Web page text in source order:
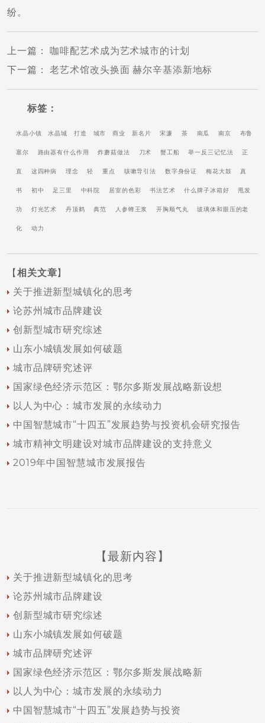
纷。
上一篇 ：咖啡配艺术成为艺术城市的计划
下一篇 ：老艺术馆改头换面 赫尔辛基添新地标
标签：
水晶小镇 水晶城 打造 城市 商业 新名片 宋濂 茶 南瓜 南京 布鲁
塞尔 路由器有什么作用 炸蘑菇做法 刀术 蟹工船 举一反三记忆法 正
直 这四种病 理念 轻 重点 咳嗽导引法 数字身份证 梅花大鼓 真
书 初中 足三里 中科院 居室的色彩 书法艺术 什么牌子冰箱好 甩发
功 灯光艺术 丹顶鹤 典范 人参蜂王浆 开胸顺气丸 玻璃体和眼压的老
化 动力
【相关文章】
关于推进新型城镇化的思考
论苏州城市品牌建设
创新型城市研究综述
山东小城镇发展如何破题
城市品牌研究述评
国家绿色经济示范区：鄂尔多斯发展战略新设想
以人为中心：城市发展的永续动力
中国智慧城市“十四五”发展趋势与投资机会研究报告
城市精神文明建设对城市品牌建设的支持意义
2019年中国智慧城市发展报告
【最新内容】
关于推进新型城镇化的思考
论苏州城市品牌建设
创新型城市研究综述
山东小城镇发展如何破题
城市品牌研究述评
国家绿色经济示范区：鄂尔多斯发展战略新
以人为中心：城市发展的永续动力
中国智慧城市“十四五”发展趋势与投资